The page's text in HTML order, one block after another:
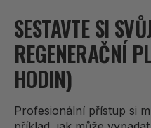
SESTAVTE SI
REGENERAČNÍ
HODIN)
Profesionální přístup si